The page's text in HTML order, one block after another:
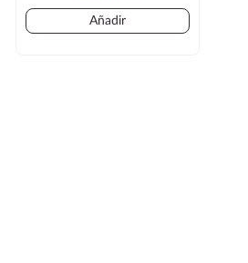
Regular
Añadir